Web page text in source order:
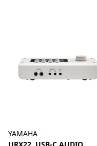
YAMAHA
URX22, USB-C AUDIO